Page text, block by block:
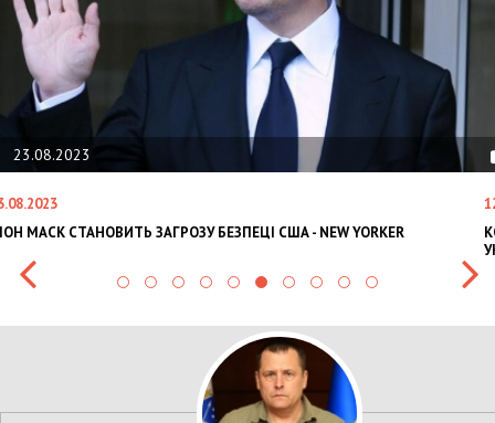
23.08.2023
МАСК СТАНОВИТЬ ЗАГРОЗУ БЕЗПЕЦІ США - NEW YORKER